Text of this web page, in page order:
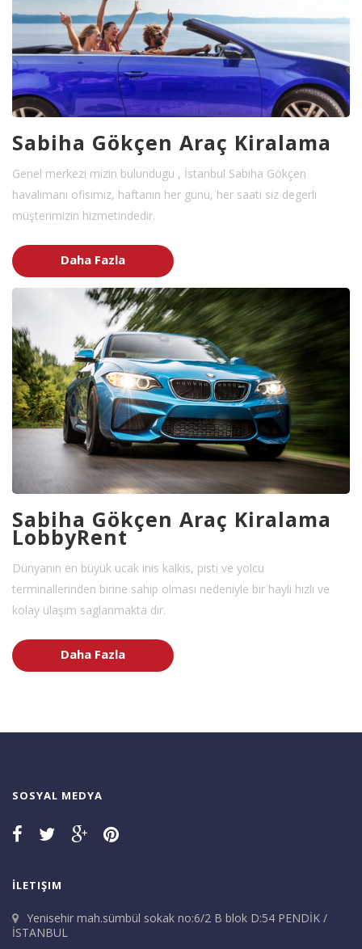
Sabiha Gökçen Araç Kiralama
Genel merkezi mizin bulundugu , İstanbul Sabiha Gökçen
havalimanı ofisimiz, haftanın her günü, her saati siz degerli
müşterimizin hizmetindedir.
Daha Fazla
Sabiha Gökçen Araç Kiralama
LobbyRent
Dünyanın en büyük ucak inis kalkis, pisti ve yolcu
terminallerinden birine sahip olması nedeniyle bir hayli hızlı ve
kolay ulaşım saglanmakta dır.
Daha Fazla
SOSYAL MEDYA
İLETIŞIM
Yenisehir mah.sümbül sokak no:6/2 B blok D:54 PENDİK /
İSTANBUL